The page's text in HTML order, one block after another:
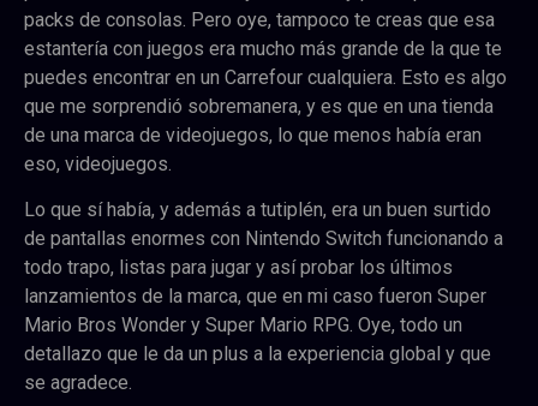
packs de consolas. Pero oye, tampoco te creas que esa
estantería con juegos era mucho más grande de la que te
puedes encontrar en un Carrefour cualquiera. Esto es algo
que me sorprendió sobremanera, y es que en una tienda
de una marca de videojuegos, lo que menos había eran
eso, videojuegos.
Lo que sí había, y además a tutiplén, era un buen surtido
de pantallas enormes con Nintendo Switch funcionando a
todo trapo, listas para jugar y así probar los últimos
lanzamientos de la marca, que en mi caso fueron Super
Mario Bros Wonder y Super Mario RPG. Oye, todo un
detallazo que le da un plus a la experiencia global y que
se agradece.